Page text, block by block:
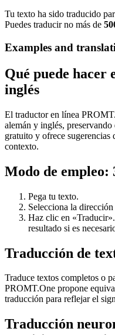
Tu texto ha sido traducido
Puedes traducir no más de
Examples and
Qué puede
inglés
El traductor en línea
alemán y inglés,
gratuito y ofrece sugerencias
contexto.
Modo de empleo:
Pega tu texto.
Selecciona la
Haz clic en
resultado si es
Traducción de
Traduce textos completos o
PROMT.One propone
traducción para reflejar el
Traducción